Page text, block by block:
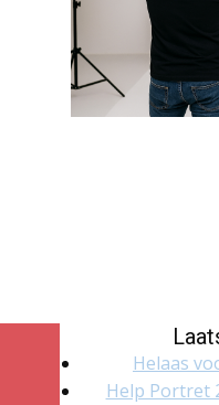
Helaas
Help Portret